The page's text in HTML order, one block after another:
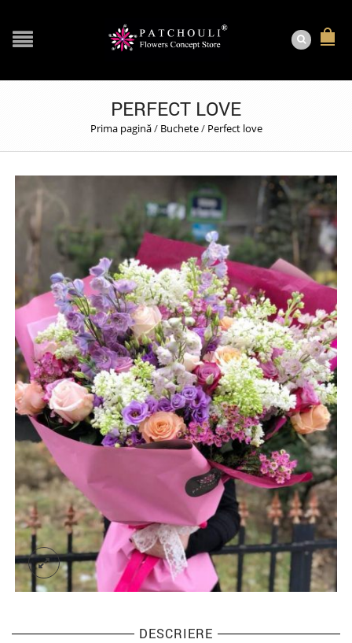
PERFECT LOVE
Prima pagină/ Buchete/Perfect love
DESCRIERE